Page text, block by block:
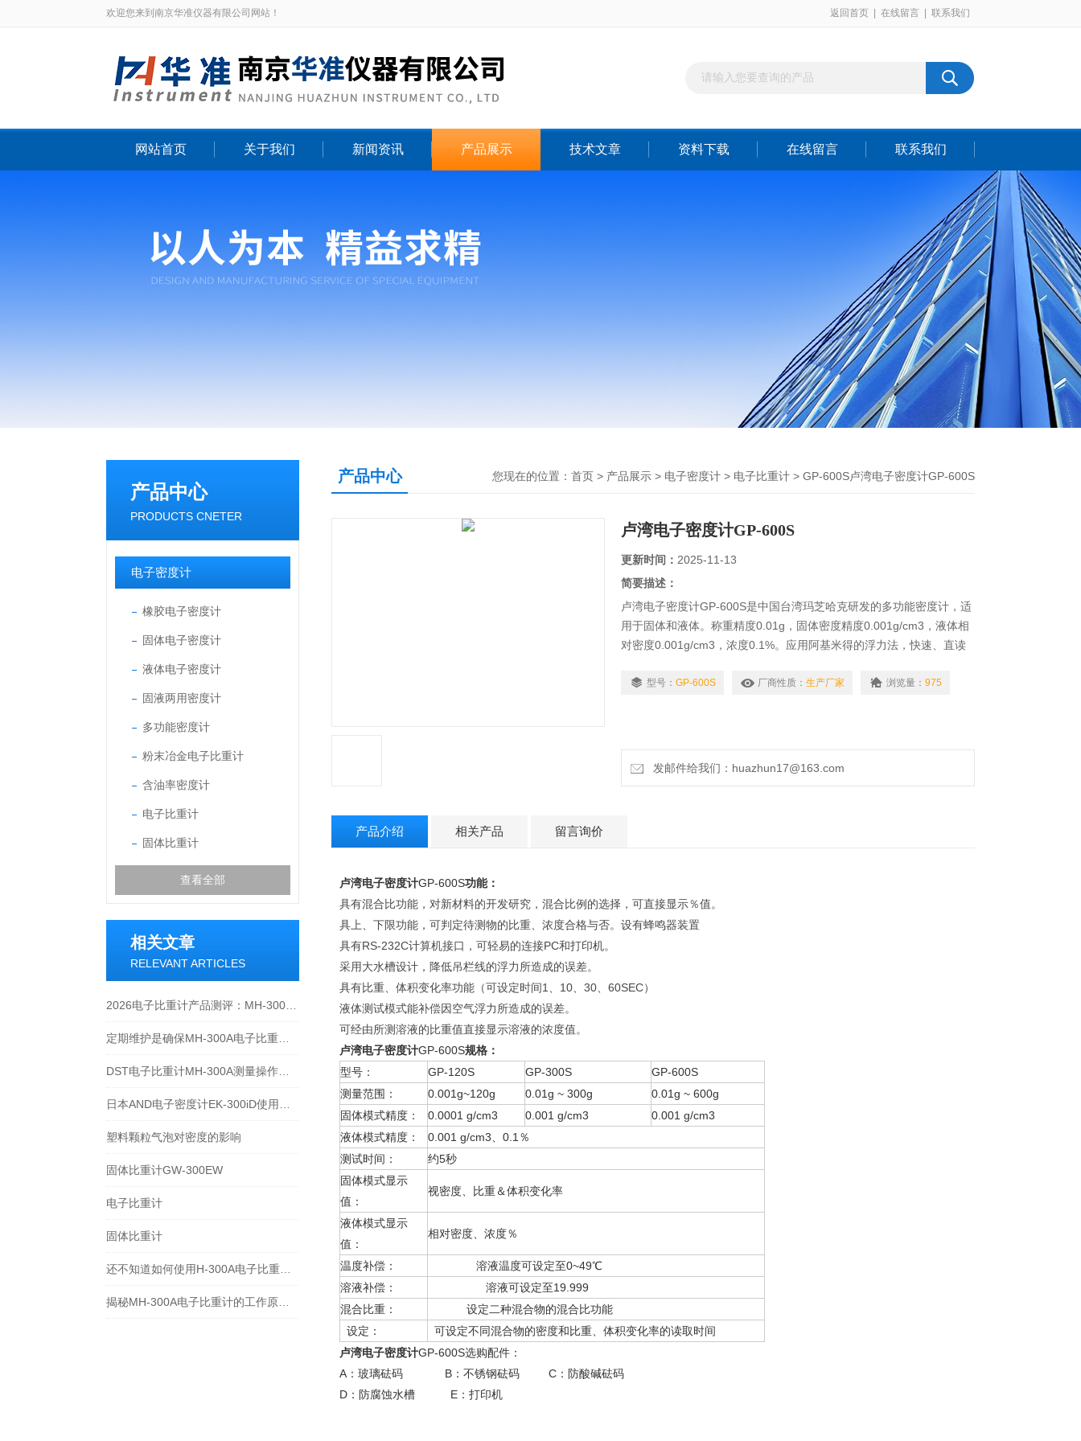
欢迎您来到南京华准仪器有限公司网站！ 返回首页 在线留言 联系我们
网站首页 关于我们 新闻资讯 产品展示 技术文章 资料下载 在线留言 联系我们
产品中心
PRODUCTS CNETER
电子密度计
橡胶电子密度计
固体电子密度计
液体电子密度计
固液两用密度计
多功能密度计
粉末冶金电子比重计
含油率密度计
电子比重计
固体比重计
查看全部
相关文章
RELEVANT ARTICLES
塑料颗粒气泡对密度的影响
固体比重计GW-300EW
电子比重计
固体比重计
产品中心 您现在的位置： 首页 > 产品展示 > 电子密度计 > 电子比重计 > GP-600S卢湾电子密度计GP-600S
卢湾电子密度计GP-600S
更新时间： 2025-11-13
简要描述：
卢湾电子密度计GP-600S是中国台湾玛芝哈克研发的多功能密度计，适
用于固体和液体。称重精度0.01g，固体密度精度0.001g/cm3，液体相
对密度0.001g/cm3，浓度0.1%。应用阿基米得的浮力法，快速、直读
率 液体：相对密度、浓度。
型号： GP-600S 厂商性质： 生产厂家 浏览量： 975
发邮件给我们：huazhun17@163.com
产品介绍 相关产品 留言询价
卢湾电子密度计GP-600S功能：
具有混合比功能，对新材料的开发研究，混合比例的选择，可直接显示％值。
具上、下限功能，可判定待测物的比重、浓度合格与否。设有蜂鸣器装置
具有RS-232C计算机接口，可轻易的连接PC和打印机。
采用大水槽设计，降低吊栏线的浮力所造成的误差。
具有比重、体积变化率功能（可设定时间1、10、30、60SEC）
液体测试模式能补偿因空气浮力所造成的误差。
可经由所测溶液的比重值直接显示溶液的浓度值。
卢湾电子密度计GP-600S规格：
型号：
GP-120S GP-300S
GP-600S
测量范围：
0.001g~120g 0.01g ~ 300g
0.01g ~ 600g
固体模式精度：
0.0001 g/cm3 0.001 g/cm3
0.001 g/cm3
液体模式精度：
0.001 g/cm3、0.1％
测试时间：
约5秒
固体模式显示
值：
视密度、比重＆体积变化率
液体模式显示
值：
相对密度、浓度％
温度补偿：
溶液温度可设定至0~49℃
溶液补偿：
溶液可设定至19.999
混合比重：
设定二种混合物的混合比功能
设定：
可设定不同混合物的密度和比重、体积变化率的读取时间
卢湾电子密度计GP-600S选购配件：
A：玻璃砝码 B：不锈钢砝码 C：防酸碱砝码
D：防腐蚀水槽 E：打印机